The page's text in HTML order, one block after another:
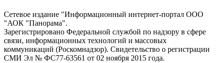
Сетевое издание "Информационный интернет-портал ООО
"АОК "Панорама".
Зарегистрировано Федеральной службой по надзору в сфере
связи, информационных технологий и массовых
коммуникаций (Роскомнадзор). Cвидетельство о регистрации
СМИ Эл № ФС77-63561 от 02 ноября 2015 года.